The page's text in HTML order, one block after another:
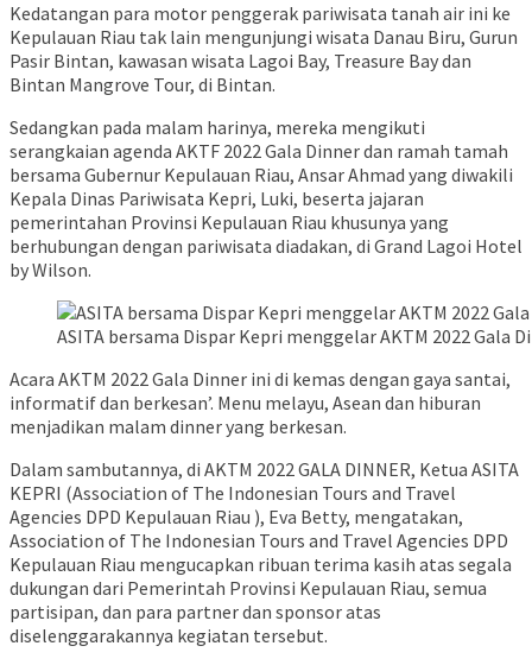
Kedatangan para motor penggerak pariwisata tanah air ini ke
Kepulauan Riau tak lain mengunjungi wisata Danau Biru, Gurun
Pasir Bintan, kawasan wisata Lagoi Bay, Treasure Bay dan
Bintan Mangrove Tour, di Bintan.
Sedangkan pada malam harinya, mereka mengikuti
serangkaian agenda AKTF 2022 Gala Dinner dan ramah tamah
bersama Gubernur Kepulauan Riau, Ansar Ahmad yang diwakili
Kepala Dinas Pariwisata Kepri, Luki, beserta jajaran
pemerintahan Provinsi Kepulauan Riau khusunya yang
berhubungan dengan pariwisata diadakan, di Grand Lagoi Hotel
by Wilson.
ASITA bersama Dispar Kepri menggelar AKTM 2022 Gala
Acara AKTM 2022 Gala Dinner ini di kemas dengan gaya santai,
informatif dan berkesan’. Menu melayu, Asean dan hiburan
menjadikan malam dinner yang berkesan.
Dalam sambutannya, di AKTM 2022 GALA DINNER, Ketua ASITA
KEPRI (Association of The Indonesian Tours and Travel
Agencies DPD Kepulauan Riau ), Eva Betty, mengatakan,
Association of The Indonesian Tours and Travel Agencies DPD
Kepulauan Riau mengucapkan ribuan terima kasih atas segala
dukungan dari Pemerintah Provinsi Kepulauan Riau, semua
partisipan, dan para partner dan sponsor atas
diselenggarakannya kegiatan tersebut.